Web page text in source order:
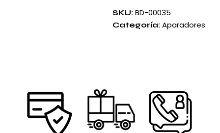
SKU: BD-00035
Categoría: Aparadores